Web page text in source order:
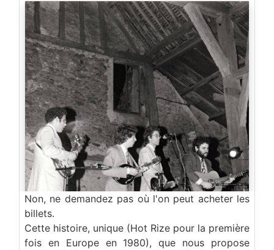
Non, ne demandez pas où l'on peut acheter les
billets.
Cette histoire, unique (Hot Rize pour la première
fois en Europe en 1980), que nous propose